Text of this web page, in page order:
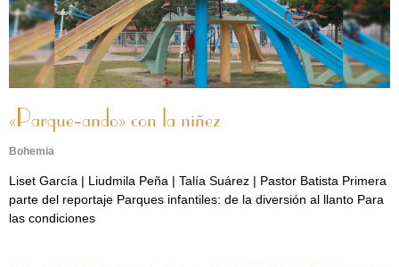
«Parque-ando» con la niñez
Bohemia
Liset García | Liudmila Peña | Talía Suárez | Pastor Batista Primera
parte del reportaje Parques infantiles: de la diversión al llanto Para
las condiciones